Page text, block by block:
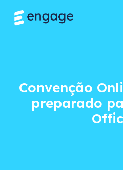
Convenção
preparado